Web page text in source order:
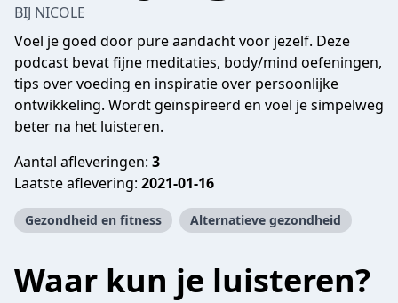
BIJ NICOLE
Voel je goed door pure aandacht voor jezelf. Deze
podcast bevat fijne meditaties, body/mind oefeningen,
tips over voeding en inspiratie over persoonlijke
ontwikkeling. Wordt geïnspireerd en voel je simpelweg
beter na het luisteren.
Aantal afleveringen: 3
Laatste aflevering: 2021-01-16
Gezondheid en fitness Alternatieve gezondheid
Waar kun je luisteren?